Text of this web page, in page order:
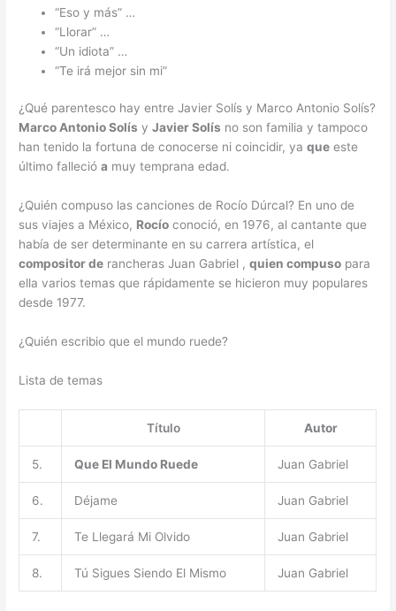
“Eso y más” …
“Llorar” …
“Un idiota” …
“Te irá mejor sin mi”
¿Qué parentesco hay entre Javier Solís y Marco Antonio Solís?
Marco Antonio Solís yJavier Solís no son familia y tampoco
han tenido la fortuna de conocerse ni coincidir, yaque este
último fallecióa muy temprana edad.
¿Quién compuso las canciones de Rocío Dúrcal? En uno de
sus viajes a México, Rocío conoció, en 1976, al cantante que
había de ser determinante en su carrera artística, el
compositor de rancheras Juan Gabriel ,quien compuso para
ella varios temas que rápidamente se hicieron muy populares
desde 1977.
¿Quién escribio que el mundo ruede?
Lista de temas
Título Autor
5. Que El Mundo Ruede Juan Gabriel
6. Déjame Juan Gabriel
7. Te Llegará Mi Olvido Juan Gabriel
8. Tú Sigues Siendo El Mismo Juan Gabriel